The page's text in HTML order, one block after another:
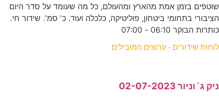
שוטפים בזמן אמת מהארץ ומהעולם, כל מה שעומד על סדר היום
הציבורי בתחומי ביטחון, פוליטיקה, כלכלה ועוד. כ' סמ'. שידור חי.
כותרות הבוקר 06:10 - 07:00
לוחות שידורים - ערוצים המובילים
ניק ג´וניור 02-07-2023